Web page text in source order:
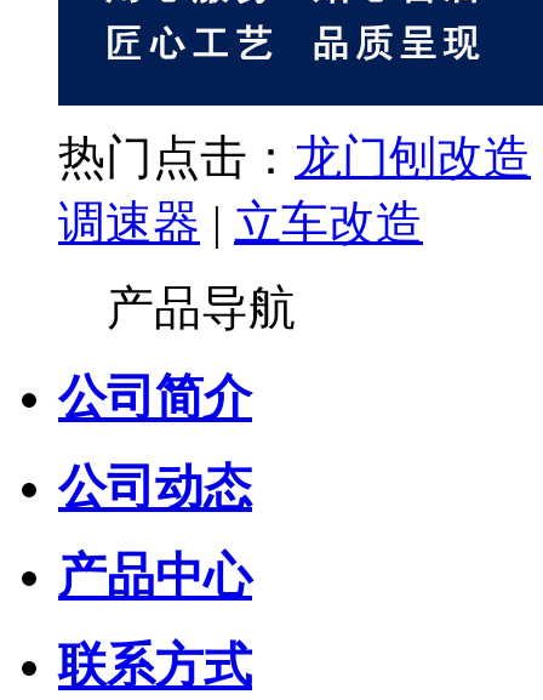
热门点击： 龙门刨改造
调速器 | 立车改造
产品导航
公司简介
公司动态
产品中心
联系方式